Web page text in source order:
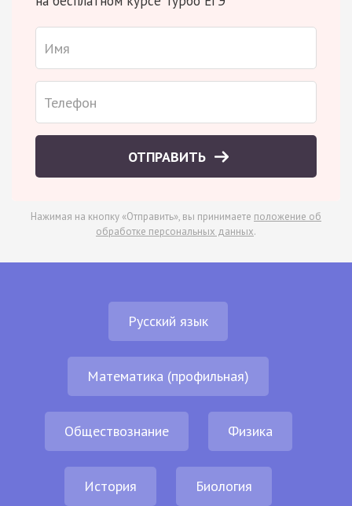
ОТПРАВИТЬ
Нажимая на кнопку «Отправить», вы принимаете положение об
обработке персональных данных.
Русский язык
Математика (профильная)
Обществознание Физика
История Биология